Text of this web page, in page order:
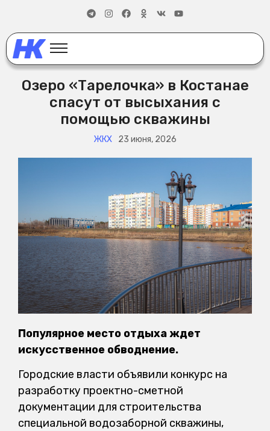
Озеро «Тарелочка» в Костанае
спасут от высыхания с
помощью скважины
ЖКХ 23 июня, 2026
Популярное место отдыха ждет
искусственное обводнение.
Городские власти объявили конкурс на
разработку проектно-сметной
документации для строительства
специальной водозаборной скважины,